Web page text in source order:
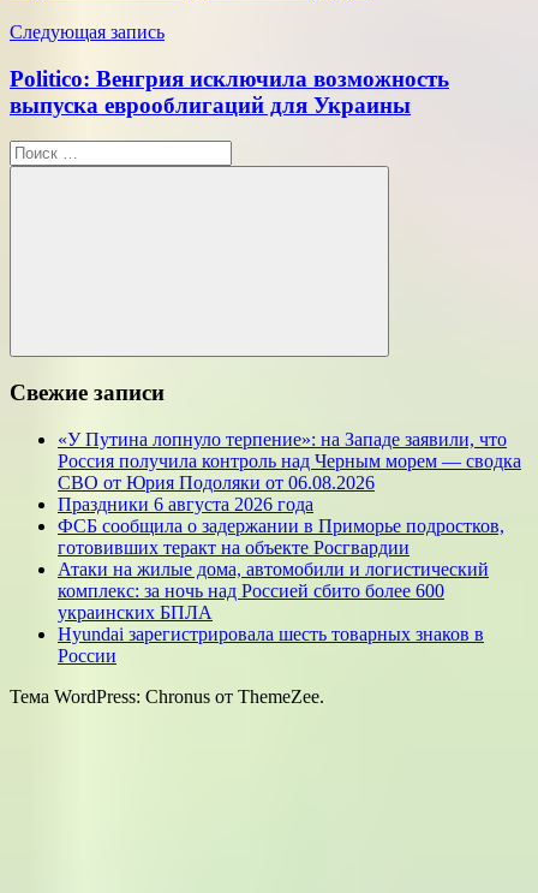
Следующая запись
Politico: Венгрия исключила возможность
выпуска еврооблигаций для Украины
Поиск
для:
Поиск
Свежие записи
«У Путина лопнуло терпение»: на Западе заявили, что
Россия получила контроль над Черным морем — сводка
СВО от Юрия Подоляки от 06.08.2026
Праздники 6 августа 2026 года
ФСБ сообщила о задержании в Приморье подростков,
готовивших теракт на объекте Росгвардии
Атаки на жилые дома, автомобили и логистический
комплекс: за ночь над Россией сбито более 600
украинских БПЛА
Hyundai зарегистрировала шесть товарных знаков в
России
Тема WordPress: Chronus от ThemeZee.